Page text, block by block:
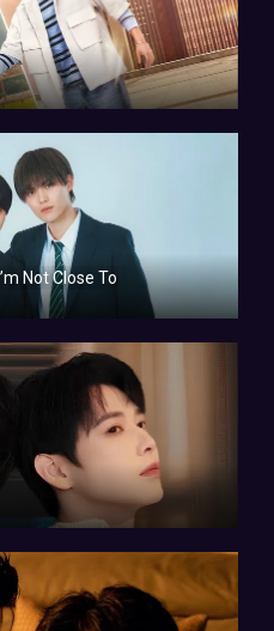
Not Close To